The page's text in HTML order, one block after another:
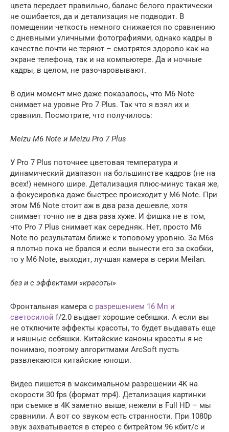
цвета передает правильно, баланс белого практически
не ошибается, да и детализация не подводит. В
помещении четкость немного снижается по сравнению
с дневными уличными фотографиями, однако кадры в
качестве почти не теряют – смотрятся здорово как на
экране телефона, так и на компьютере. Да и ночные
кадры, в целом, не разочаровывают.
В один момент мне даже показалось, что M6 Note
снимает на уровне Pro 7 Plus. Так что я взял их и
сравнил. Посмотрите, что получилось:
Meizu M6 Note и Meizu Pro 7 Plus
У Pro 7 Plus поточнее цветовая температура и
динамический диапазон на большинстве кадров (не на
всех!) немного шире. Детализация плюс-минус такая же,
а фокусировка даже быстрее происходит у M6 Note. При
этом M6 Note стоит аж в два раза дешевле, хотя
снимает точно не в два раза хуже. И фишка не в том,
что Pro 7 Plus снимает как середняк. Нет, просто M6
Note по результатам ближе к топовому уровню. За M6s
я плотно пока не брался и если вынести его за скобки,
то у M6 Note, выходит, лучшая камера в серии Meilan.
без и с эффектами «красоты»
Фронтальная камера с разрешением 16 Мп и
светосилой f/2.0 выдает хорошие себяшки. А если вы
не отключите эффекты красоты, то будет выдавать еще
и няшные себяшки. Китайские каноны красоты я не
понимаю, поэтому алгоритмами ArcSoft пусть
развлекаются китайские юноши.
Видео пишется в максимальном разрешении 4K на
скорости 30 fps (формат mp4). Детализация картинки
при съемке в 4K заметно выше, нежели в Full HD – мы
сравнили. А вот со звуком есть странности. При 1080p
звук захватывается в стерео с битрейтом 96 кбит/с и